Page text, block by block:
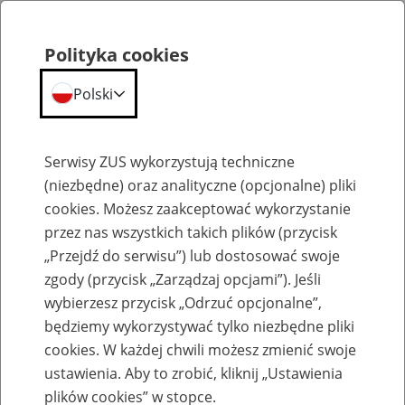
Komunikaty
Polityka cookies
Polski
Serwisy ZUS wykorzystują techniczne
(niezbędne) oraz analityczne (opcjonalne) pliki
cookies. Możesz zaakceptować wykorzystanie
przez nas wszystkich takich plików (przycisk
„Przejdź do serwisu”) lub dostosować swoje
zgody (przycisk „Zarządzaj opcjami”). Jeśli
wybierzesz przycisk „Odrzuć opcjonalne”,
będziemy wykorzystywać tylko niezbędne pliki
cookies. W każdej chwili możesz zmienić swoje
ustawienia. Aby to zrobić, kliknij „Ustawienia
plików cookies” w stopce.